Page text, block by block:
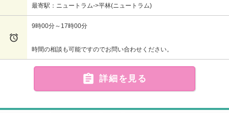
最寄駅：ニュートラム->平林(ニュートラム)

9時00分～17時00分
時間の相談も可能ですのでお問い合わせください。
 詳細を見る